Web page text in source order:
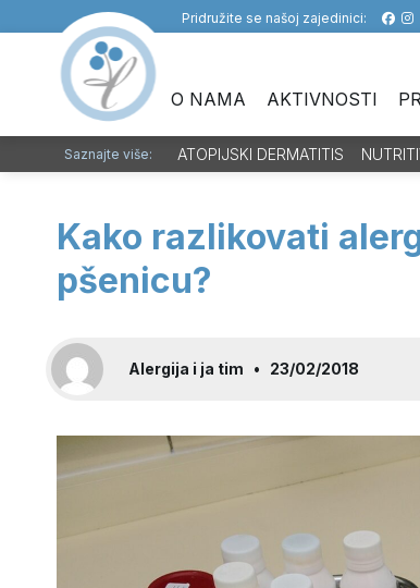
Pridružite se našoj zajedinici:
O NAMA AKTIVNOSTI
Saznajte više: ATOPIJSKI DERMATITIS
Kako razlikovati
pšenicu?
Alergija i ja tim • 23/02/2018